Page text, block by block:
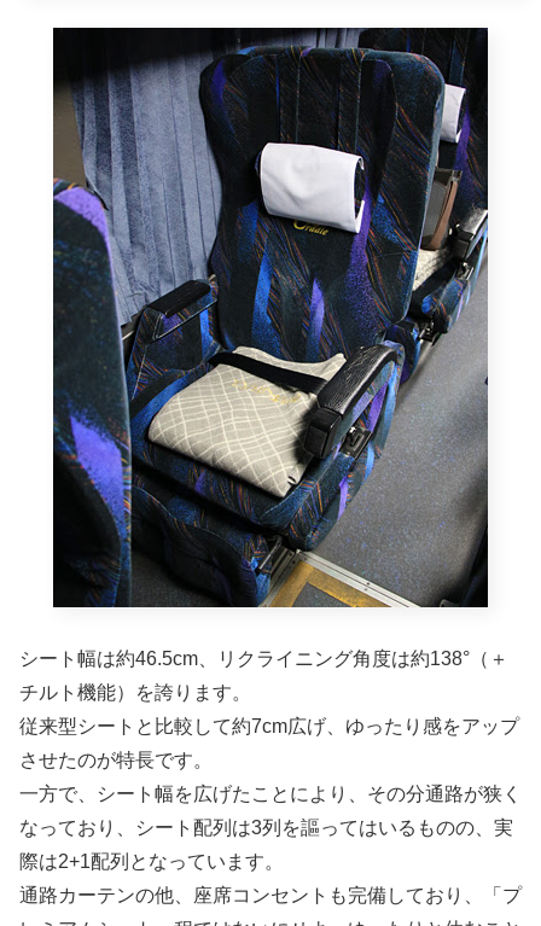
シート幅は約46.5cm、リクライニング角度は約138°（＋
チルト機能）を誇ります。
従来型シートと比較して約7cm広げ、ゆったり感をアップ
させたのが特長です。
一方で、シート幅を広げたことにより、その分通路が狭く
なっており、シート配列は3列を謳ってはいるものの、実
際は2+1配列となっています。
通路カーテンの他、座席コンセントも完備しており、「プ